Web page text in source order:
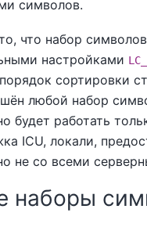
символов.
что набор
настройками
сортировки
любой набор
будет работать
ICU, локали,
не со всеми
наборы